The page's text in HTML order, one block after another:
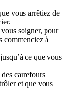
vous arrêtiez de
soigner, pour
commenciez à
ce que vous
carrefours,
et que vous